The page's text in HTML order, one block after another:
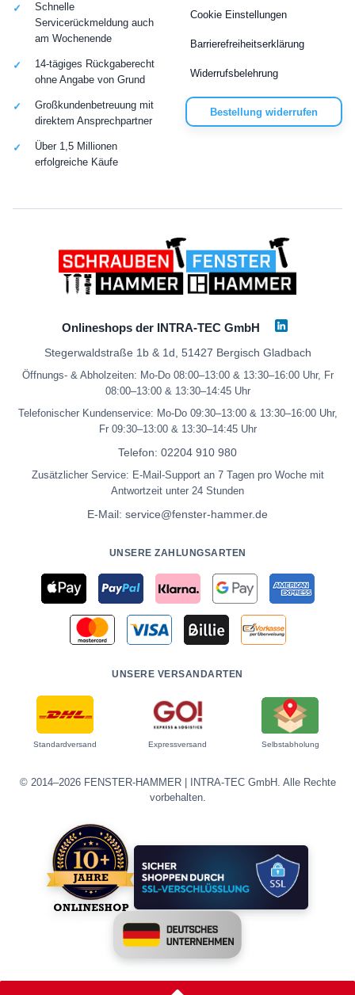
Cookie Einstellungen
Barrierefreiheitserklärung
Widerrufsbelehrung
Bestellung widerrufen
Schnelle
Servicerückmeldung auch
am Wochenende
14-tägiges Rückgaberecht
ohne Angabe von Grund
Großkundenbetreuung mit
direktem Ansprechpartner
Über 1,5 Millionen
erfolgreiche Käufe
Onlineshops der INTRA-TEC GmbH
Stegerwaldstraße 1b & 1d, 51427 Bergisch Gladbach
Öffnungs- & Abholzeiten: Mo-Do 08:00–13:00 & 13:30–16:00 Uhr, Fr
08:00–13:00 & 13:30–14:45 Uhr
Telefonischer Kundenservice: Mo-Do 09:30–13:00 & 13:30–16:00 Uhr,
Fr 09:30–13:00 & 13:30–14:45 Uhr
Telefon: 02204 910 980
Zusätzlicher Service: E-Mail-Support an 7 Tagen pro Woche mit
Antwortzeit unter 24 Stunden
E-Mail: service@fenster-hammer.de
UNSERE ZAHLUNGSARTEN
UNSERE VERSANDARTEN
Standardversand Expressversand Selbstabholung
© 2014–2026 FENSTER-HAMMER | INTRA-TEC GmbH. Alle Rechte
vorbehalten.